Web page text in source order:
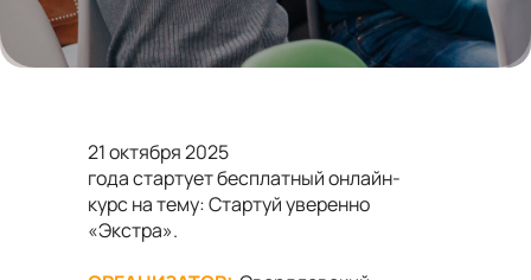
21 октября 2025
года стартует бесплатный онлайн-
курс на тему: Стартуй уверенно
«Экстра».